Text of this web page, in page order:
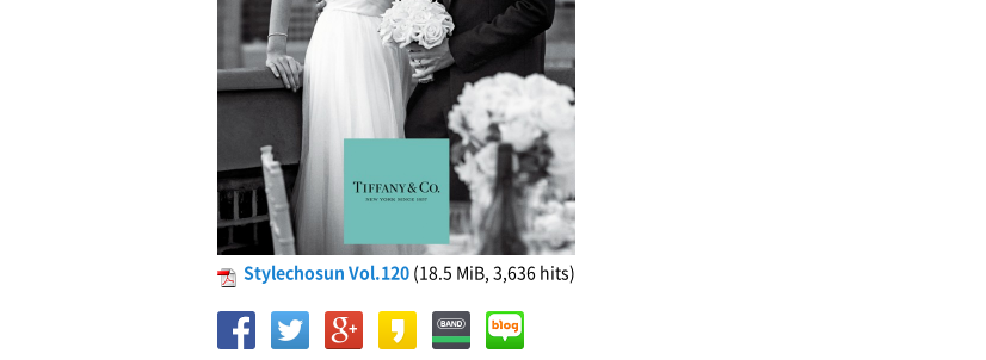
Stylechosun Vol.120 (18.5 MiB, 3,636 hits)